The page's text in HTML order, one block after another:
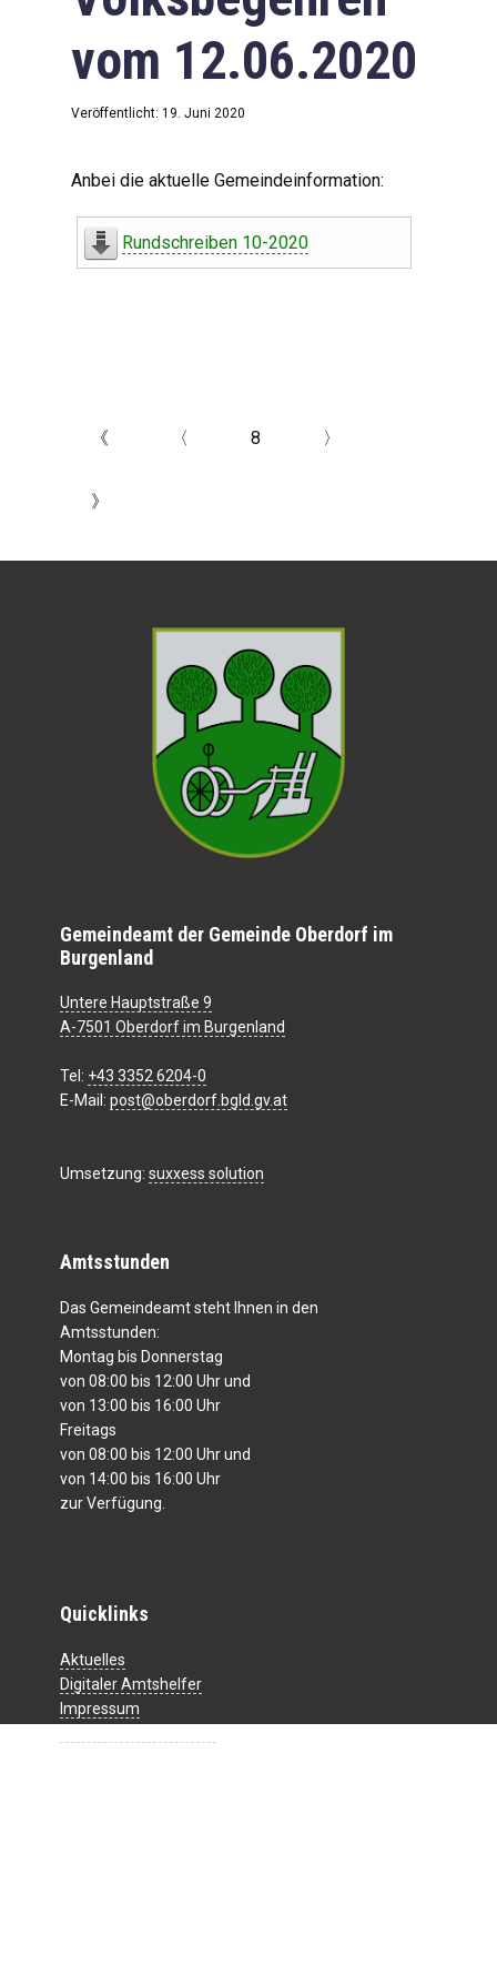
vom 12.06.2020
Veröffentlicht: 19. Juni 2020
Anbei die aktuelle Gemeindeinformation:
Rundschreiben 10-2020
《 〈 8 〉
》
Gemeindeamt der Gemeinde Oberdorf im
Burgenland
Untere Hauptstraße 9
A-7501 Oberdorf im Burgenland
Tel: +43 3352 6204-0
E-Mail: post@oberdorf.bgld.gv.at
Umsetzung: suxxess solution
Amtsstunden
Das Gemeindeamt steht Ihnen in den
Amtsstunden:
Montag bis Donnerstag
von 08:00 bis 12:00 Uhr und
von 13:00 bis 16:00 Uhr
Freitags
von 08:00 bis 12:00 Uhr und
von 14:00 bis 16:00 Uhr
zur Verfügung.
Quicklinks
Aktuelles
Digitaler Amtshelfer
Impressum